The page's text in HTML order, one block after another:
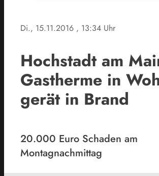
Di., 15.11.2016 , 13:34 Uhr
Hochstadt am
Gastherme in
gerät in Brand
20.000 Euro Schaden am
Montagnachmittag